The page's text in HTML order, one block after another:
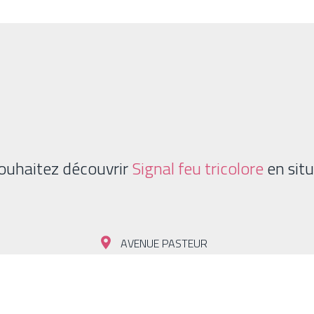
techniques et esthétiques équivalentes.
découvrirSignal feu tricoloreen
AVENUE PASTEUR